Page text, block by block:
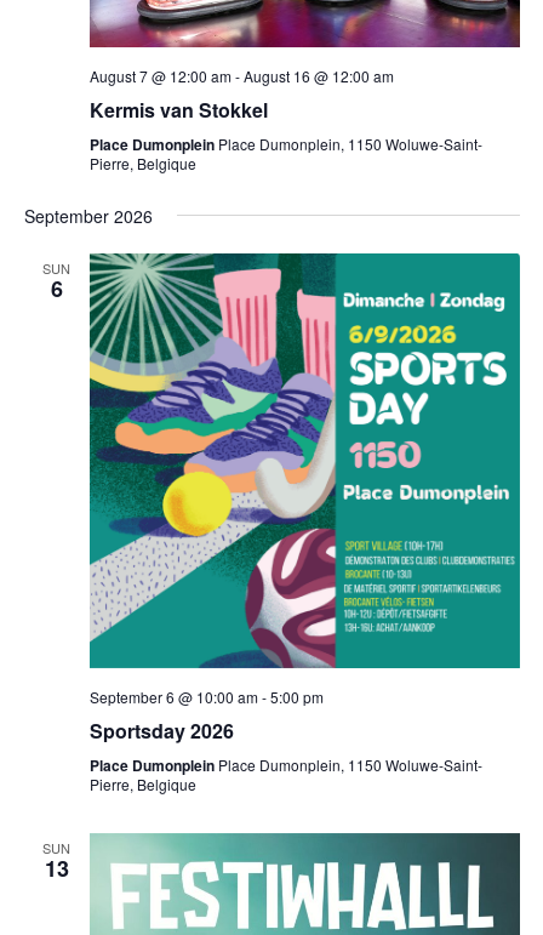
August 7 @ 12:00 am-August 16 @ 12:00 am
Kermis van Stokkel
Place Dumonplein Place Dumonplein, 1150 Woluwe-Saint-
Pierre, Belgique
September 2026
SUN
6
September 6 @ 10:00 am-5:00 pm
Sportsday 2026
Place Dumonplein Place Dumonplein, 1150 Woluwe-Saint-
Pierre, Belgique
SUN
13